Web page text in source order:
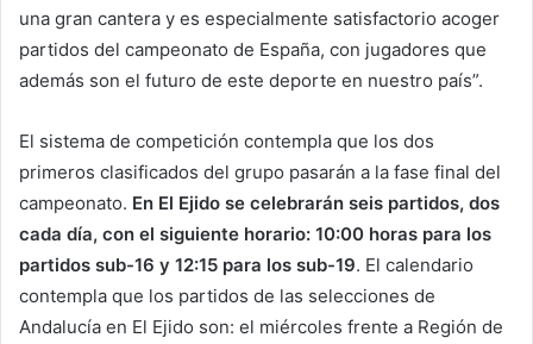
una gran cantera y es especialmente satisfactorio acoger
partidos del campeonato de España, con jugadores que
además son el futuro de este deporte en nuestro país”.
El sistema de competición contempla que los dos
primeros clasificados del grupo pasarán a la fase final del
campeonato. En El Ejido se celebrarán seis partidos, dos
cada día, con el siguiente horario: 10:00 horas para los
partidos sub-16 y 12:15 para los sub-19. El calendario
contempla que los partidos de las selecciones de
Andalucía en El Ejido son: el miércoles frente a Región de